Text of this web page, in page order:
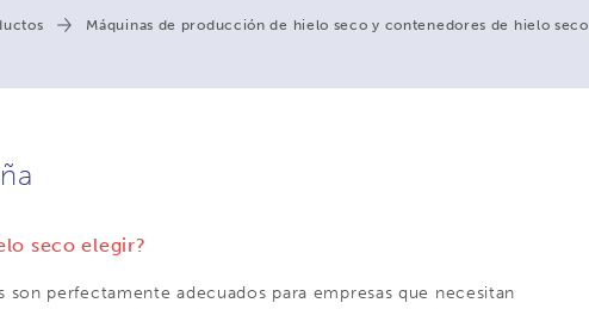
Máquinas de producción de hielo seco y contenedores de hielo seco
seco elegir?
son perfectamente adecuados para empresas que necesitan